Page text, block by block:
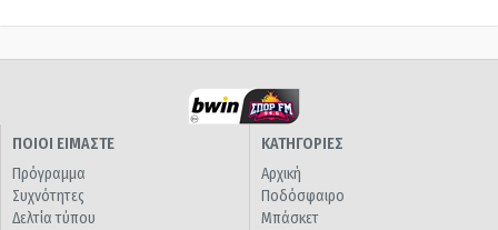
ΠΟΙΟΙ ΕΙΜΑΣΤΕ
Πρόγραμμα
Συχνότητες
Δελτία τύπου
ΚΑΤΗΓΟΡΙΕΣ
Αρχική
Ποδόσφαιρο
Μπάσκετ